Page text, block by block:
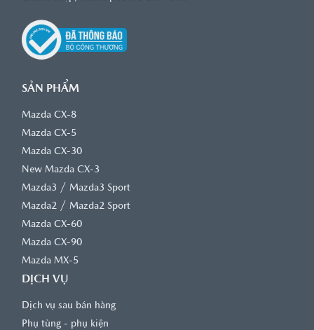
SẢN PHẨM
Mazda CX-8
Mazda CX-5
Mazda CX-30
New Mazda CX-3
Mazda3 / Mazda3 Sport
Mazda2 / Mazda2 Sport
Mazda CX-60
Mazda CX-90
Mazda MX-5
DỊCH VỤ
Dịch vụ sau bán hàng
Phụ tùng - phụ kiện